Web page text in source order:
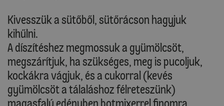
Kivesszük a sütőből, sütőrácson hagyjuk
kihűlni.
A díszítéshez megmossuk a gyümölcsöt,
megszárítjuk, ha szükséges, meg is pucoljuk,
kockákra vágjuk, és a cukorral (kevés
gyümölcsöt a tálaláshoz félreteszünk)